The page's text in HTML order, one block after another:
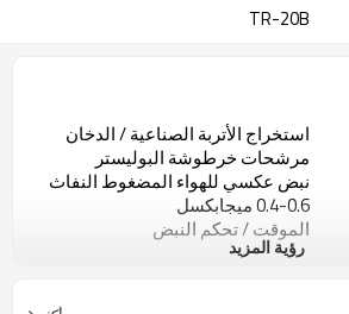
TR-20B
استخراج الأتربة الصناعية / الدخان
مرشحات خرطوشة البوليستر
نبض عكسي للهواء المضغوط النفاث
0.4-0.6 ميجابكسل
الموقت / تحكم النبض
380V / 50HZ أو تخصيص
رؤية المزيد